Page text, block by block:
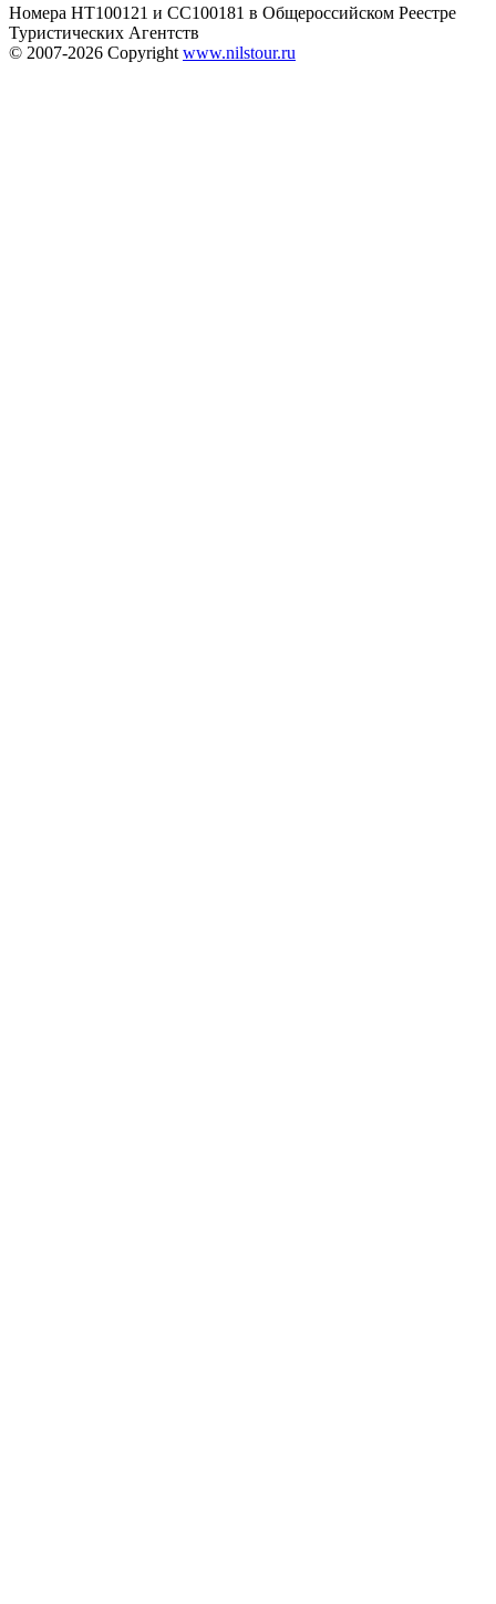
Номера HT100121 и CC100181 в Общероссийском Реестре
Туристических Агентств
© 2007-2026 Copyright www.nilstour.ru